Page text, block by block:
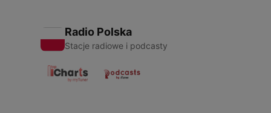
Radio Polska
Stacje radiowe i podcasty